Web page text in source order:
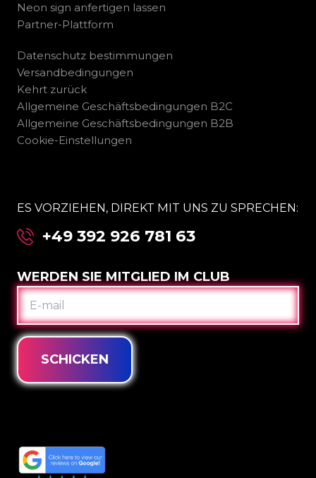
Neon sign anfertigen lassen
Partner-Plattform
Datenschutz bestimmungen
Versandbedingungen
Kehrt zurück
Allgemeine Geschäftsbedingungen B2C
Allgemeine Geschäftsbedingungen B2B
Cookie-Einstellungen
ES VORZIEHEN, DIREKT MIT UNS ZU SPRECHEN:
+49 392 926 781 63
WERDEN SIE MITGLIED IM CLUB
E-
MAIL
SCHICKEN